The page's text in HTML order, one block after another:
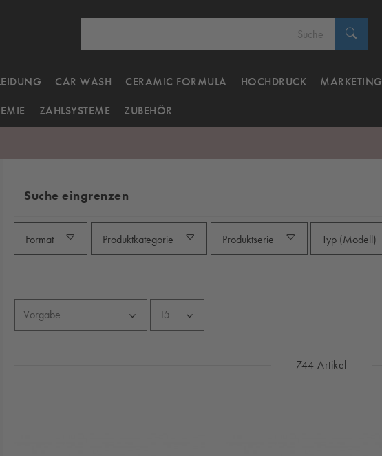
CAR WASH CERAMIC FORMULA HOCHDRUCK MARKETING
ZAHLSYSTEME ZUBEHÖR
Suche eingrenzen
Format Produktkategorie Produktserie Typ (Modell)
744 Artikel